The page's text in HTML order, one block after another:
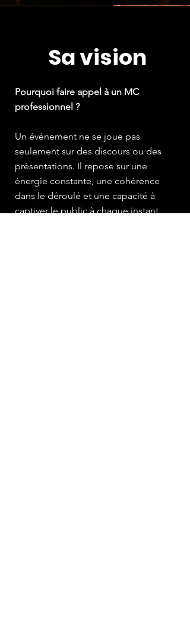
Sa vision
Pourquoi faire appel à un MC
professionnel ?
Un événement ne se joue pas
seulement sur des discours ou des
présentations. Il repose sur une
énergie constante, une cohérence
dans le déroulé et une capacité à
captiver le public à chaque instant.